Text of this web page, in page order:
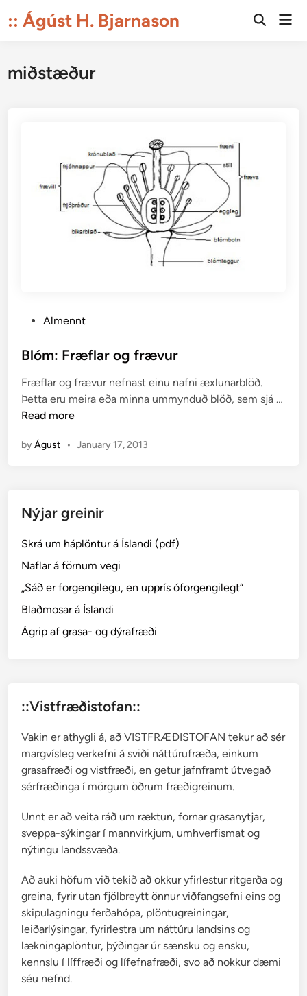
to:: Ágúst H. Bjarnason
Open
miðstæður
s
e
d
i
Almennt
Blóm: Fræflar og frævur
Fræflar og frævur nefnast einu nafni æxlunarblöð.
Þetta eru meira eða minna ummynduð blöð, sem sjá …
B
ó
r
f
l
r
o
g
u
Read more
byÁgust • January 17, 2013
Nýjar greinir
Skrá um háplöntur á Íslandi (pdf)
Naflar á förnum vegi
„Sáð er forgengilegu, en upprís óforgengilegt“
Blaðmosar á Íslandi
Ágrip af grasa- og dýrafræði
::Vistfræðistofan::
Vakin er athygli á, að VISTFRÆÐISTOFAN tekur að sér
margvísleg verkefni á sviði náttúrufræða, einkum
grasafræði og vistfræði, en getur jafnframt útvegað
sérfræðinga í mörgum öðrum fræðigreinum.
Unnt er að veita ráð um ræktun, fornar grasanytjar,
sveppa-sýkingar í mannvirkjum, umhverfismat og
nýtingu landssvæða.
Að auki höfum við tekið að okkur yfirlestur ritgerða og
greina, fyrir utan fjölbreytt önnur viðfangsefni eins og
skipulagningu ferðahópa, plöntugreiningar,
leiðarlýsingar, fyrirlestra um náttúru landsins og
lækningaplöntur, þýðingar úr sænsku og ensku,
kennslu í líffræði og lífefnafræði, svo að nokkur dæmi
séu nefnd.